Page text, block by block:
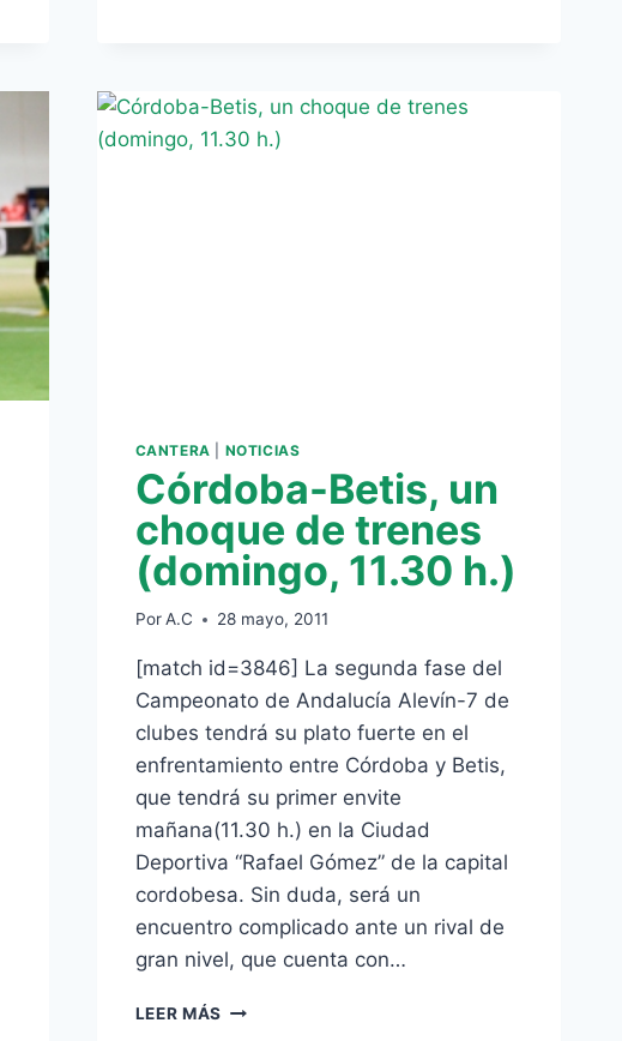
CANTERA NOTICIAS
Córdoba-Betis, un
choque de trenes
(domingo, 11.30 h.)
Por A.C 28 mayo, 2011
[match id=3846] La segunda fase del
Campeonato de Andalucía Alevín-7 de
clubes tendrá su plato fuerte en el
enfrentamiento entre Córdoba y Betis,
que tendrá su primer envite
mañana(11.30 h.) en la Ciudad
Deportiva “Rafael Gómez” de la capital
cordobesa. Sin duda, será un
encuentro complicado ante un rival de
gran nivel, que cuenta con…
LEER MÁS CÓRDOBA-